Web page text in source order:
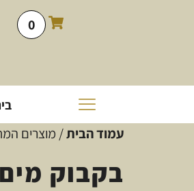
0
עמוד הבית/ מוצרים
בקבוק מים